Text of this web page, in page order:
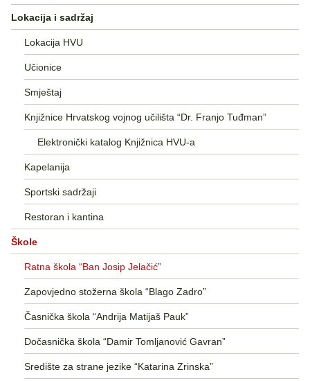
Lokacija i sadržaj
Lokacija HVU
Učionice
Smještaj
Knjižnice Hrvatskog vojnog učilišta “Dr. Franjo Tuđman”
Elektronički katalog Knjižnica HVU-a
Kapelanija
Sportski sadržaji
Restoran i kantina
Škole
Ratna škola “Ban Josip Jelačić”
Zapovjedno stožerna škola “Blago Zadro”
Časnička škola “Andrija Matijaš Pauk”
Dočasnička škola “Damir Tomljanović Gavran”
Središte za strane jezike “Katarina Zrinska”